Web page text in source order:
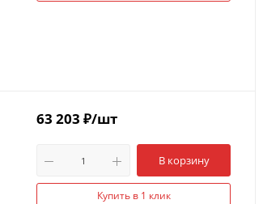
63 203 ₽/шт
В корзину
Купить в 1 клик